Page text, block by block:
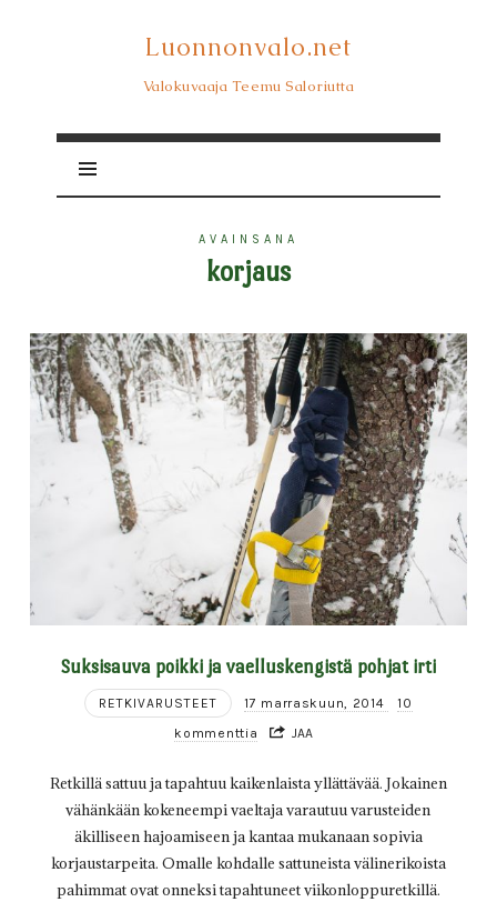
Luonnonvalo.net
Luonnonvalo.net
Valokuvaaja Teemu Saloriutta
AVAINSANA
korjaus
Suksisauva poikki ja vaelluskengistä pohjat irti
RETKIVARUSTEET 17 marraskuun, 2014
10
kommenttia
JAA
Retkillä sattuu ja tapahtuu kaikenlaista yllättävää. Jokainen
vähänkään kokeneempi vaeltaja varautuu varusteiden
äkilliseen hajoamiseen ja kantaa mukanaan sopivia
korjaustarpeita. Omalle kohdalle sattuneista välinerikoista
pahimmat ovat onneksi tapahtuneet viikonloppuretkillä.